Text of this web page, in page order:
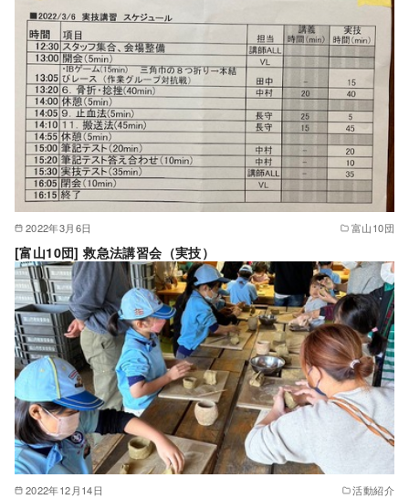
2022年3月6日 富山10団
[富山10団] 救急法講習会（実技）
2022年12月14日 活動紹介